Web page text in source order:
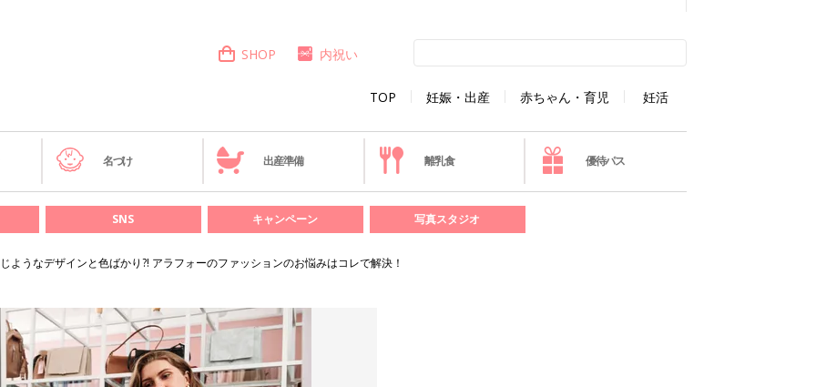
TOP 妊娠・出産 赤ちゃん・育児 妊活
SHOP 内祝い
名づけ 出産準備 離乳食 優待パス
SNS キャンペーン 写真スタジオ
ようなデザインと色ばかり?! アラフォーのファッションのお悩みはコレで解決！